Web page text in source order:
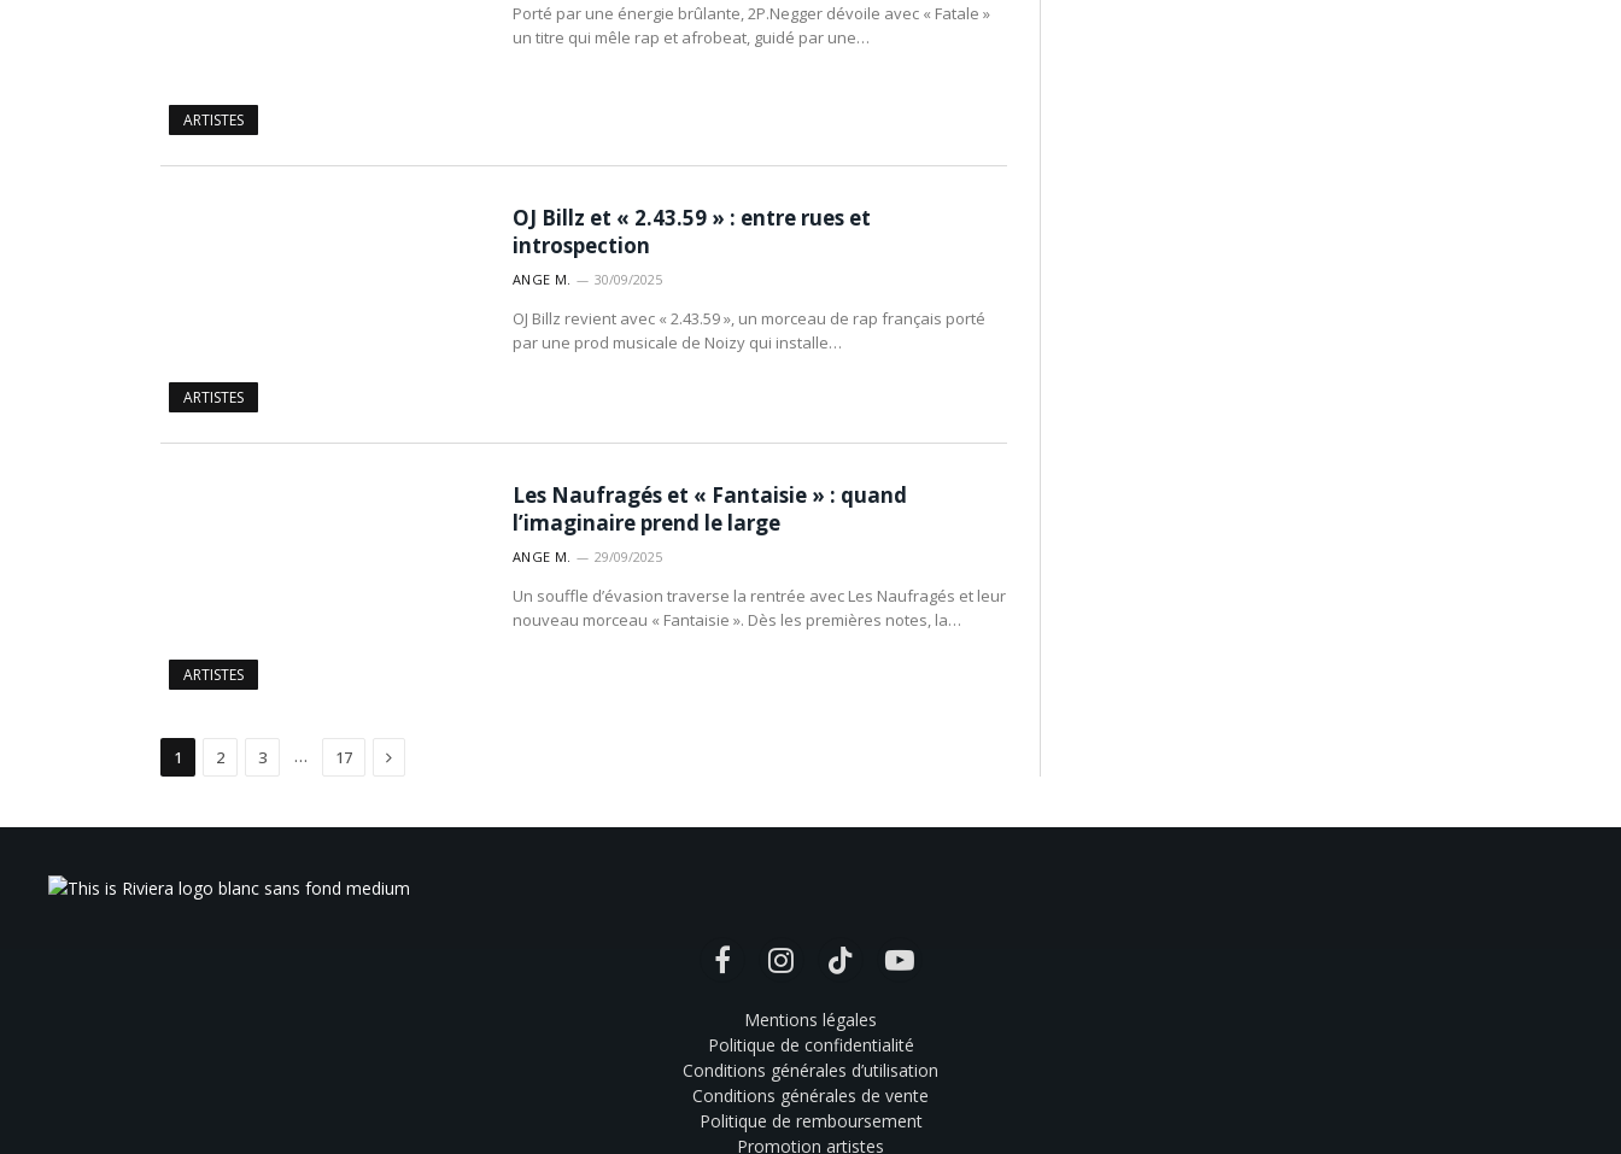
ARTISTES
Porté par une énergie brûlante, 2P.Negger dévoile avec « Fatale »
un titre qui mêle rap et afrobeat, guidé par une…
ARTISTES
OJ Billz et « 2.43.59 » : entre rues et
introspection
ANGE M. 30/09/2025
OJ Billz revient avec « 2.43.59 », un morceau de rap français porté
par une prod musicale de Noizy qui installe…
ARTISTES
Les Naufragés et « Fantaisie » : quand
l’imaginaire prend le large
ANGE M. 29/09/2025
Un souffle d’évasion traverse la rentrée avec Les Naufragés et leur
nouveau morceau « Fantaisie ». Dès les premières notes, la…
1 2 3 … 17 Suivant
FacebookInstagramTikTok YouTube
Mentions légales
Politique de confidentialité
Conditions générales d’utilisation
Conditions générales de vente
Politique de remboursement
Promotion artistes